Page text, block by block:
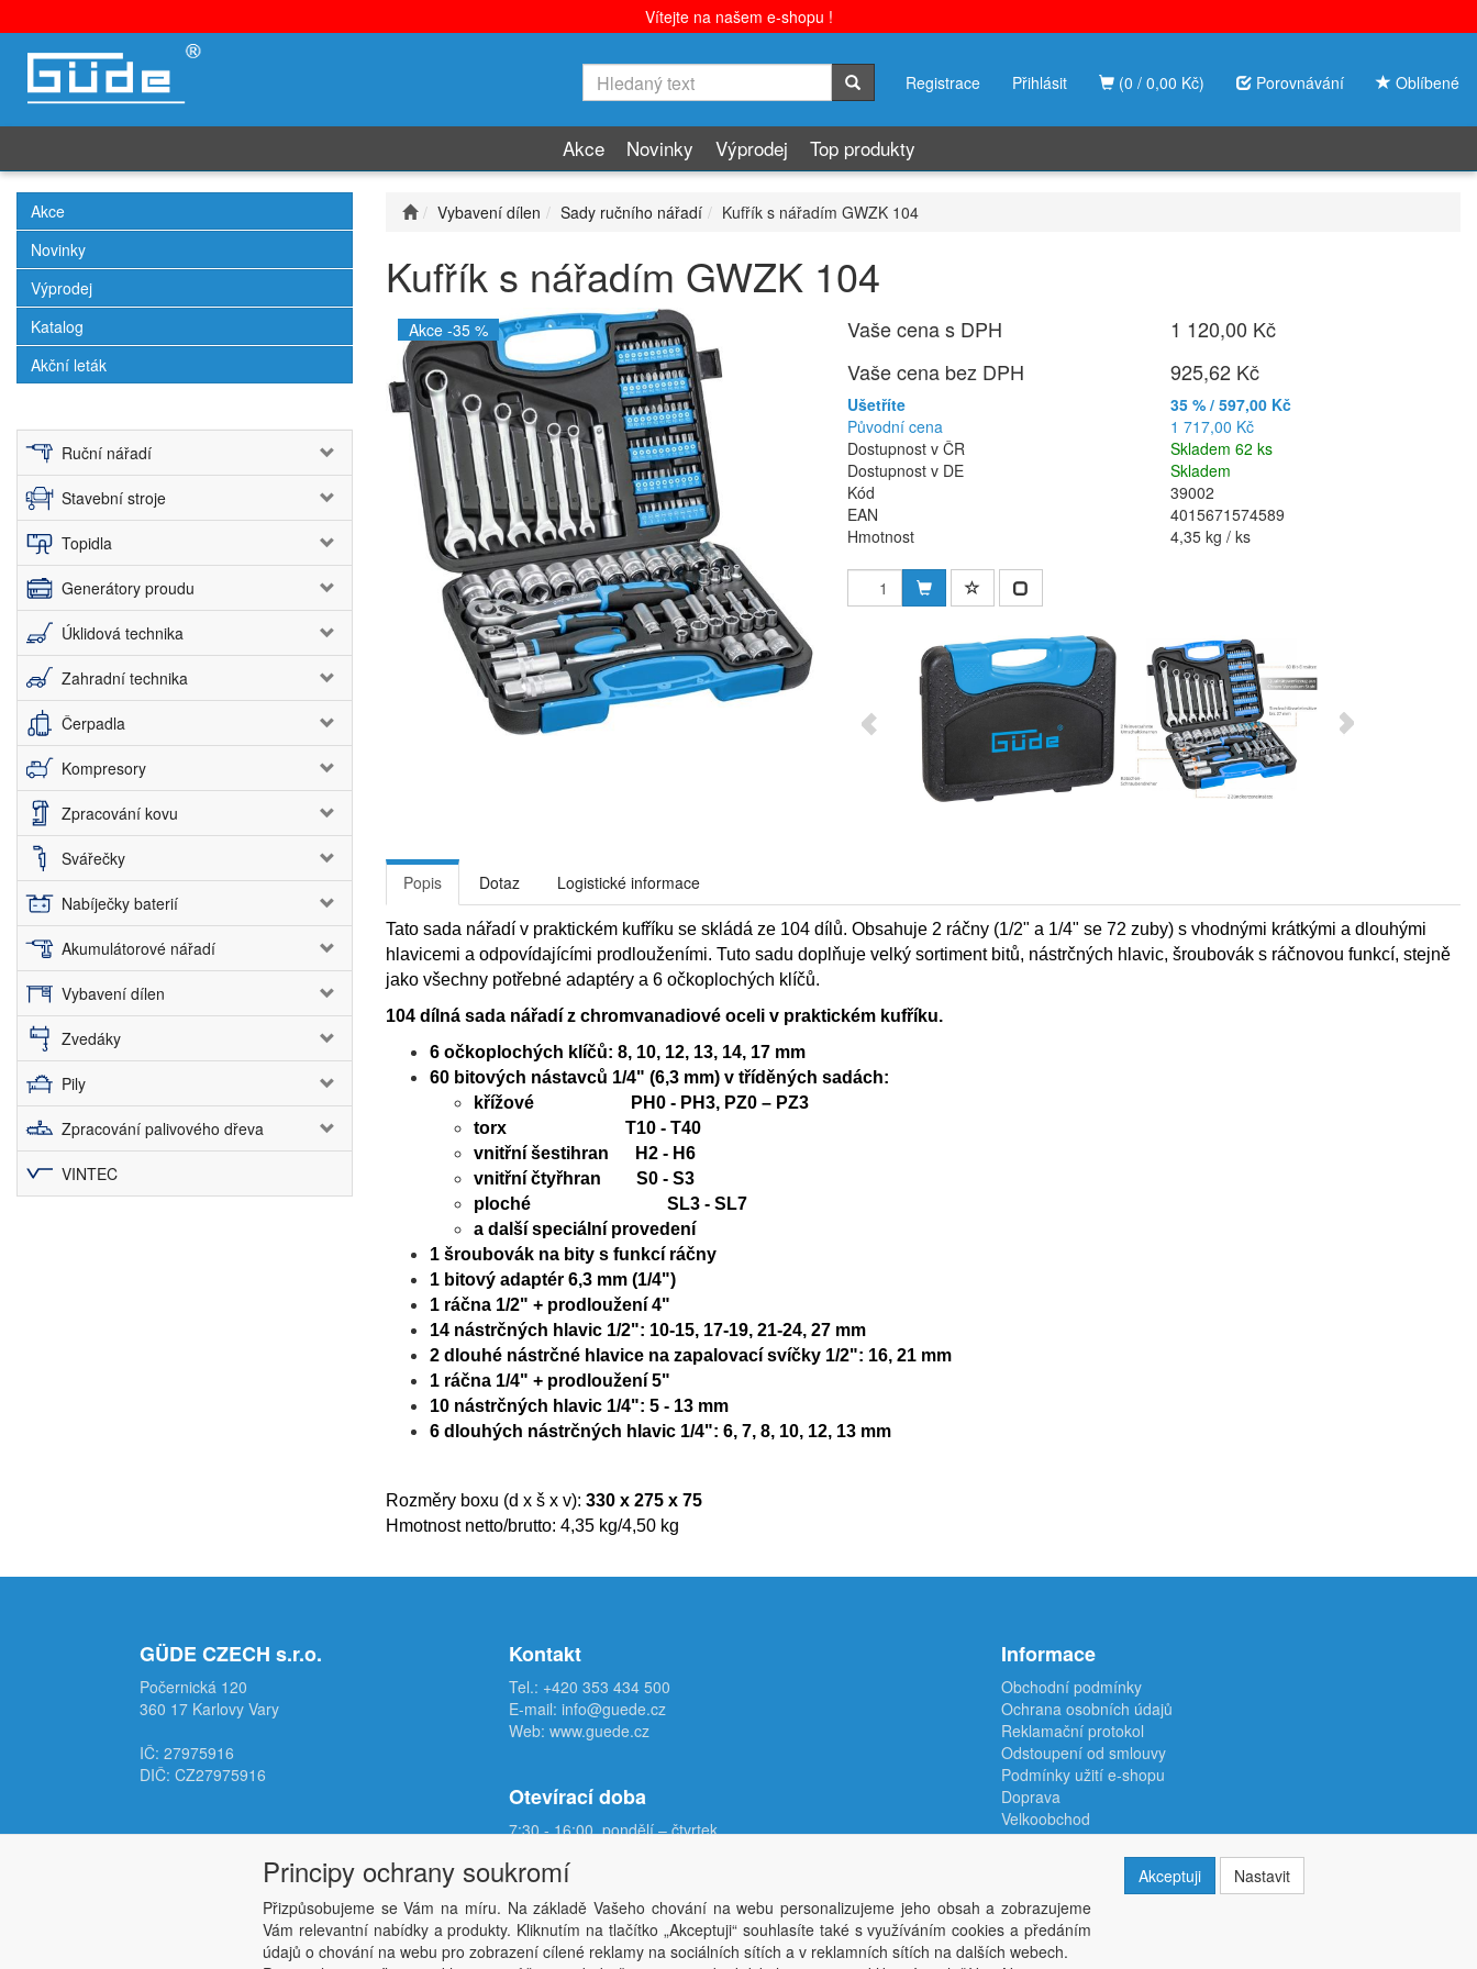
Vítejte na našem e-shopu !
(0 / 0,00 Kč) Porovnávání Oblíbené
Registrace Přihlásit
Akce Novinky Výprodej Top produkty
Akce
Novinky
Výprodej
Katalog
Akční leták
Ruční nářadí
Stavební stroje
Topidla
Generátory proudu
Úklidová technika
Zahradní technika
Čerpadla
Kompresory
Zpracování kovu
Svářečky
Nabíječky baterií
Akumulátorové nářadí
Vybavení dílen
Zvedáky
Pily
Zpracování palivového dřeva
VINTEC
Vybavení dílen Sady ručního nářadí Kufřík s nářadím GWZK 104
Kufřík s nářadím GWZK 104
Akce -35 % Vaše cena s DPH
1 120,00 Kč
Vaše cena bez DPH
925,62 Kč
Ušetříte
35 % / 597,00 Kč
Původní cena
1 717,00 Kč
Dostupnost v ČR
Skladem 62 ks
Dostupnost v DE
Skladem
Kód
39002
EAN
4015671574589
Hmotnost
4,35 kg / ks
Popis Dotaz Logistické informace
Tato sada nářadí v praktickém kufříku se skládá ze 104 dílů. Obsahuje 2 ráčny (1/2" a 1/4" se 72 zuby) s vhodnými krátkými a dlouhými
hlavicemi a odpovídajícími prodlouženími. Tuto sadu doplňuje velký sortiment bitů, nástrčných hlavic, šroubovák s ráčnovou funkcí, stejně
jako všechny potřebné adaptéry a 6 očkoplochých klíčů.
104 dílná sada nářadí z chromvanadiové oceli v praktickém kufříku.
6 očkoplochých klíčů: 8, 10, 12, 13, 14, 17 mm
60 bitových nástavců 1/4" (6,3 mm) v tříděných sadách:
křížové PH0 - PH3, PZ0 – PZ3
torx T10 - T40
vnitřní šestihran H2 - H6
vnitřní čtyřhran S0 - S3
ploché SL3 - SL7
a další speciální provedení
1 šroubovák na bity s funkcí ráčny
1 bitový adaptér 6,3 mm (1/4")
1 ráčna 1/2" + prodloužení 4"
14 nástrčných hlavic 1/2": 10-15, 17-19, 21-24, 27 mm
2 dlouhé nástrčné hlavice na zapalovací svíčky 1/2": 16, 21 mm
1 ráčna 1/4" + prodloužení 5"
10 nástrčných hlavic 1/4": 5 - 13 mm
6 dlouhých nástrčných hlavic 1/4": 6, 7, 8, 10, 12, 13 mm
Rozměry boxu (d x š x v): 330 x 275 x 75
Hmotnost netto/brutto: 4,35 kg/4,50 kg
GÜDE CZECH s.r.o.
Počernická 120
360 17 Karlovy Vary
IČ: 27975916
DIČ: CZ27975916
Kontakt
Tel.: +420 353 434 500
E-mail: info@guede.cz
Web: www.guede.cz
Otevírací doba
7:30 - 16:00, pondělí – čtvrtek
Informace
Obchodní podmínky
Ochrana osobních údajů
Reklamační protokol
Odstoupení od smlouvy
Podmínky užití e-shopu
Doprava
Velkoobchod
Kontakt
Nastavení soukromí
Copyright © ABRA Software a.s. 2026,powered by ABRA E-shop
Principy ochrany soukromí
Přizpůsobujeme se Vám na míru. Na základě Vašeho chování na webu personalizujeme jeho obsah a zobrazujeme
Vám relevantní nabídky a produkty. Kliknutím na tlačítko „Akceptuji“ souhlasíte také s využíváním cookies a předáním
údajů o chování na webu pro zobrazení cílené reklamy na sociálních sítích a v reklamních sítích na dalších webech.
Akceptuji Nastavit